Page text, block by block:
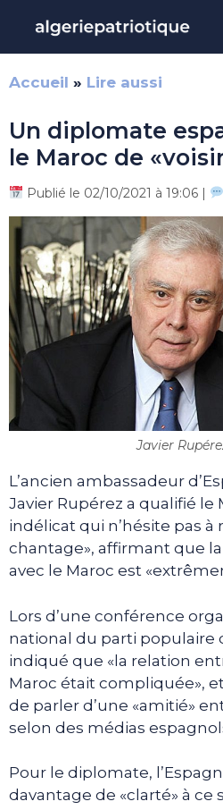
contenu
Accueil » Lire aussi
Un diplomate
le Maroc de
Publié le 02/10/2021 à 19:06 |
Javier
L’ancien ambassadeur
Javier Rupérez a qualifié le
indélicat qui n’hésite pas à
chantage», affirmant que
avec le Maroc est
Lors d’une conférence
national du parti populaire
indiqué que «la relation
Maroc était compliquée», et
de parler d’une «amitié»
selon des médias
Pour le diplomate,
davantage de «clarté» à ce